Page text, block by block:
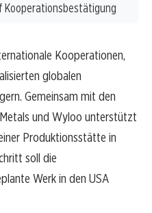
Kooperationen,
globalen
Gemeinsam mit den
und Wyloo unterstützt
Produktionsstätte in
soll die
Werk in den USA